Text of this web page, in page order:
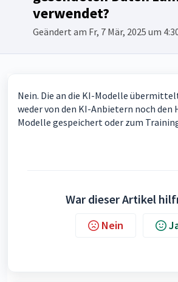
verwendet?
Geändert am Fr, 7 Mär, 2025 um
Nein. Die an die KI-Modelle
weder von den KI-Anbietern noch den
Modelle gespeichert oder zum
War dieser Artikel
Nein